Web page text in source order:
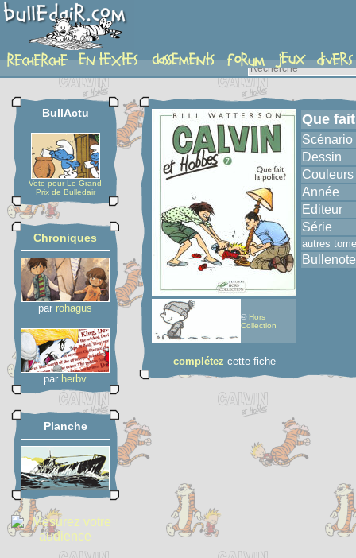
album
BullActu
Vote pour Le Grand
Prix de Bulledair
Chroniques
par rohagus
par herbv
Planche
© Hors
Collection
complétez cette fiche
Que
Scénario
Dessin
Couleurs
Année
Editeur
Série
autres
Bullenote